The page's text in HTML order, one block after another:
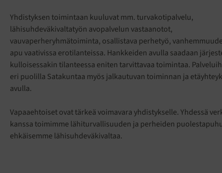
Yhdistyksen toimintaan kuuluvat mm. turvakotipalvelu,
lähisuhdeväkivaltatyön avopalvelun vastaanotot,
vauvaperheryhmätoiminta, osallistava perhetyö,
apu vaativissa erotilanteissa. Hankkeiden avulla saadaan
kulloisessakin tilanteessa eniten tarvittavaa toimintaa.
eri puolilla Satakuntaa myös jalkautuvan toiminnan ja
avulla.
Vapaaehtoiset ovat tärkeä voimavara yhdistykselle. Yhdessä
kanssa toimimme lähiturvallisuuden ja perheiden
ehkäisemme lähisuhdeväkivaltaa.